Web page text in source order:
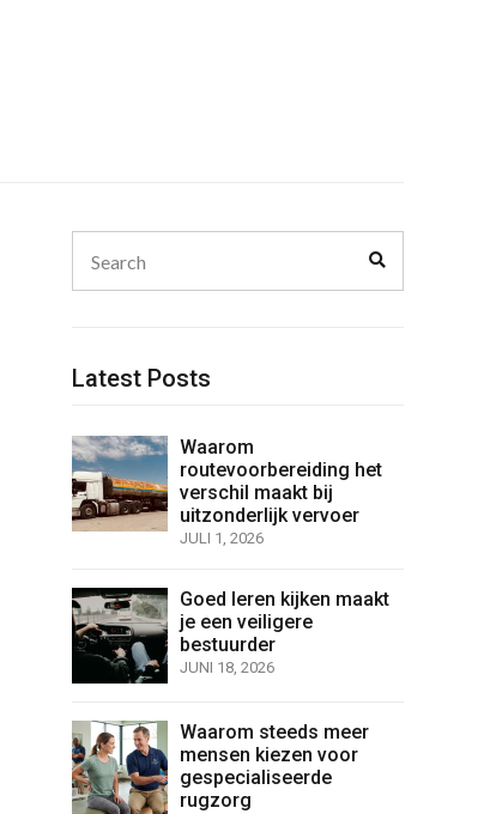
for:
Latest Posts
Waarom
routevoorbereiding het
verschil maakt bij
uitzonderlijk vervoer
JULI 1, 2026
Goed leren kijken maakt
je een veiligere
bestuurder
JUNI 18, 2026
Waarom steeds meer
mensen kiezen voor
gespecialiseerde
rugzorg